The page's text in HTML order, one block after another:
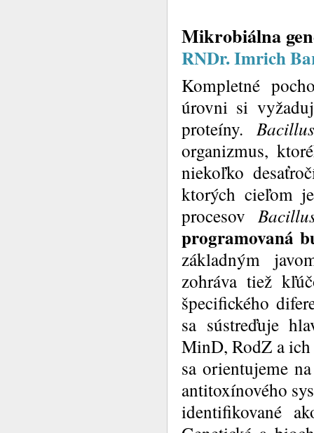
Mikrobiálna
RNDr. Imrich
Kompletné
úrovni si
proteíny.
organizmus,
niekoľko
ktorých cieľom
procesov
programovaná
základným
zohráva tiež
špecifického
sa sústreďuje
MinD, RodZ a
sa orientujeme
antitoxínového
identifikované